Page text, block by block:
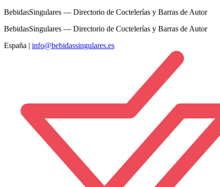
BebidasSingulares — Directorio de Coctelerías y Barras de Autor
BebidasSingulares — Directorio de Coctelerías y Barras de Autor
España | info@bebidassingulares.es